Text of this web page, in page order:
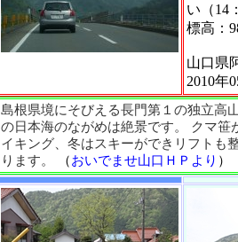
い（14
標高：
山口県
2010年
島根県境にそびえる長門第１の独立高
の日本海のながめは絶景です。 クマ
イキング、冬はスキーができリフトも
ります。
（おいでませ山口ＨＰより ）